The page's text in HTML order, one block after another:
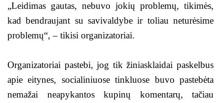
„Leidimas gautas, nebuvo jokių problemų, tikimės,
kad bendraujant su savivaldybe ir toliau neturėsime
problemų“, – tikisi organizatoriai.
Organizatoriai pastebi, jog tik žiniasklaidai paskelbus
apie eitynes, socialiniuose tinkluose buvo pastebėta
nemažai neapykantos kupinų komentarų, tačiau